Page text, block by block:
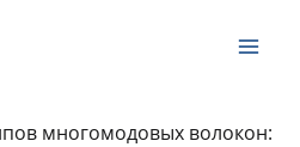
многомодовых волокон: